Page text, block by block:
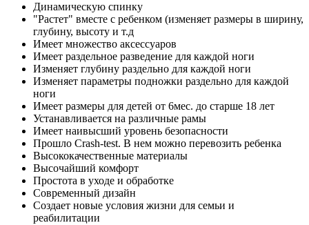
Динамическую спинку
"Растет" вместе с ребенком (изменяет размеры в ширину,
глубину, высоту и т.д
Имеет множество аксессуаров
Имеет раздельное разведение для каждой ноги
Изменяет глубину раздельно для каждой ноги
Изменяет параметры подножки раздельно для каждой
ноги
Имеет размеры для детей от 6мес. до старше 18 лет
Устанавливается на различные рамы
Имеет наивысший уровень безопасности
Прошло Crash-test. В нем можно перевозить ребенка
Высококачественные материалы
Высочайший комфорт
Простота в уходе и обработке
Современный дизайн
Создает новые условия жизни для семьи и
реабилитации